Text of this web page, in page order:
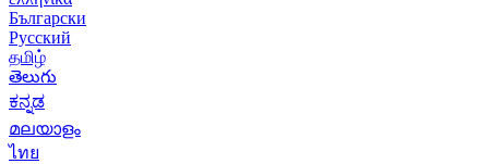
Български
Русский
தமிழ்
తెలుగు
ಕನ್ನಡ
മലയാളം
ไทย